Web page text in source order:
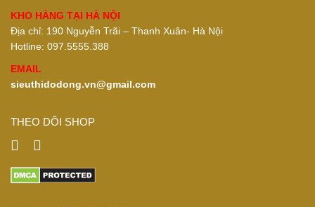
KHO HÀNG TẠI HÀ NỘI
Địa chỉ: 190 Nguyễn Trãi – Thanh Xuân- Hà Nội
Hotline: 097.5555.388
EMAIL
sieuthidodong.vn@gmail.com
THEO DÕI SHOP